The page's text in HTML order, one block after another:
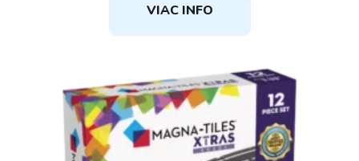
VIAC INFO